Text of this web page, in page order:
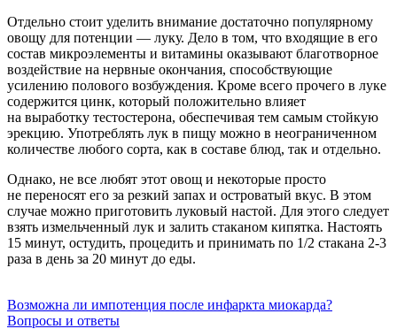
Отдельно стоит уделить внимание достаточно популярному
овощу для потенции — луку. Дело в том, что входящие в его
состав микроэлементы и витамины оказывают благотворное
воздействие на нервные окончания, способствующие
усилению полового возбуждения. Кроме всего прочего в луке
содержится цинк, который положительно влияет
на выработку тестостерона, обеспечивая тем самым стойкую
эрекцию. Употреблять лук в пищу можно в неограниченном
количестве любого сорта, как в составе блюд, так и отдельно.
Однако, не все любят этот овощ и некоторые просто
не переносят его за резкий запах и островатый вкус. В этом
случае можно приготовить луковый настой. Для этого следует
взять измельченный лук и залить стаканом кипятка. Настоять
15 минут, остудить, процедить и принимать по 1/2 стакана 2-3
раза в день за 20 минут до еды.
Возможна ли импотенция после инфаркта миокарда?
Вопросы и ответы